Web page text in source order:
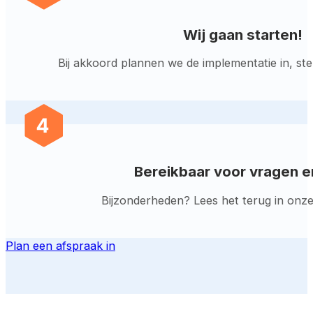
Wij gaan starten!
Bij akkoord plannen we de implementatie in,
Bereikbaar voor vragen
Bijzonderheden? Lees het terug in
Plan een afspraak in